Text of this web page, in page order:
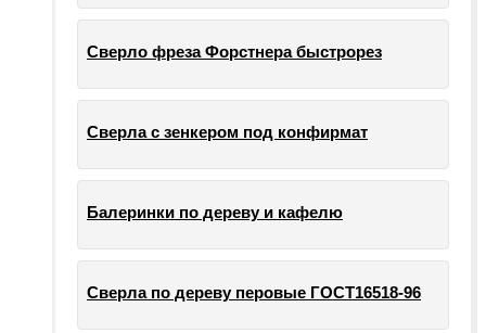
Сверло фреза Форстнера быстрорез
Сверла с зенкером под конфирмат
Балеринки по дереву и кафелю
Сверла по дереву перовые ГОСТ16518-96